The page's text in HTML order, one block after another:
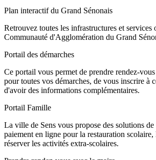
Plan interactif du Grand Sénonais
Retrouvez toutes les infrastructures et services
Communauté d'Agglomération du Grand
Portail des démarches
Ce portail vous permet de prendre rendez-
pour toutes vos démarches, de vous inscrire à
d'avoir des informations complémentaires.
Portail Famille
La ville de Sens vous propose des solutions de
paiement en ligne pour la restauration scolaire,
réserver les activités extra-scolaires.